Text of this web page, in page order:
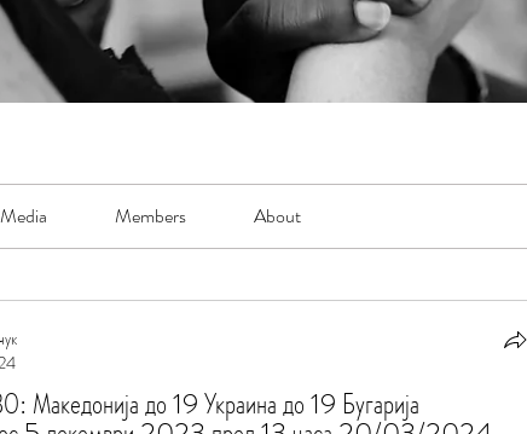
Media Members About
Македонија до 19 Украина до 19 Бугарија